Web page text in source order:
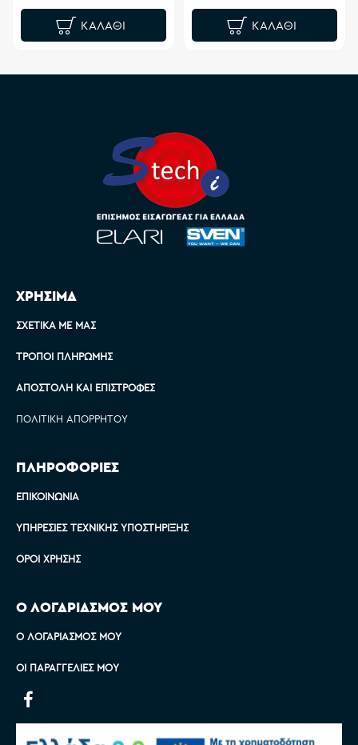
ΚΑΛΆΘΙ ΚΑΛΆΘΙ
ΧΡΗΣΙΜΑ
ΣΧΕΤΙΚΆ ΜΕ ΜΑΣ
ΤΡΌΠΟΙ ΠΛΗΡΩΜΉΣ
ΑΠΟΣΤΟΛΉ ΚΑΙ ΕΠΙΣΤΡΟΦΈΣ
ΠΟΛΙΤΙΚΉ ΑΠΟΡΡΉΤΟΥ
ΠΛΗΡΟΦΟΡΙΕΣ
ΕΠΙΚΟΙΝΩΝΊΑ
ΥΠΗΡΕΣΊΕΣ ΤΕΧΝΙΚΉΣ ΥΠΟΣΤΉΡΙΞΗΣ
ΌΡΟΙ ΧΡΉΣΗΣ
Ο ΛΟΓΑΡΙΑΣΜΟΣ ΜΟΥ
Ο ΛΟΓΑΡΙΑΣΜΌΣ ΜΟΥ
ΟΙ ΠΑΡΑΓΓΕΛΊΕΣ ΜΟΥ